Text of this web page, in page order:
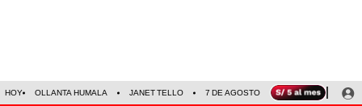
HOY OLLANTA HUMALA JANET TELLO 7 DE AGOSTO TINKA RESULTADOS